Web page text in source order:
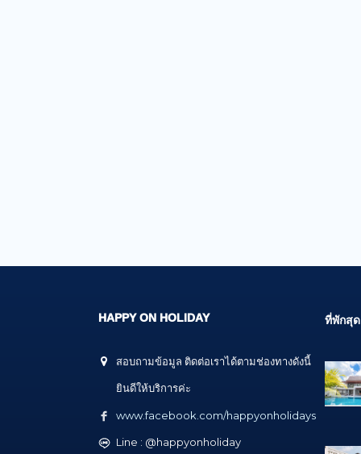
HAPPY ON HOLIDAY
สอบถามข้อมูล ติดต่อเราได้ตามช่องทางดังนี้
ยินดีให้บริการค่ะ
www.facebook.com/happyonholidays
Line : @happyonholiday
ที่พักสุด